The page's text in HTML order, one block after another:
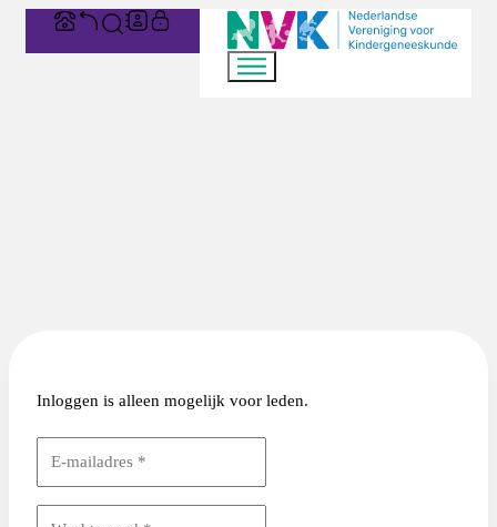
Inloggen is alleen mogelijk voor leden.